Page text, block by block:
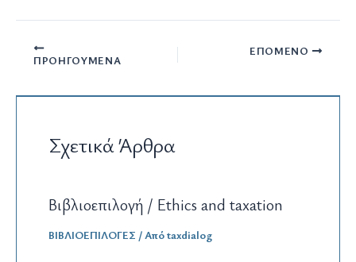
ΠΡΟΗΓΟΎΜΕΝΑ
ΕΠΌΜΕΝΟ
Σχετικά Άρθρα
Βιβλιοεπιλογή / Ethics and taxation
ΒΙΒΛΙΟΕΠΙΛΟΓΕΣ / Απόtaxdialog